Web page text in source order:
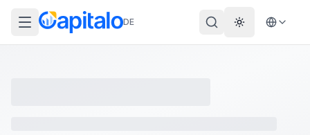
DE Theme